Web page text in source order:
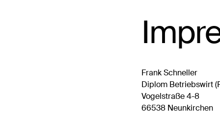
Frank Schneller
Diplom Betriebswirt
Vogelstraße 4-8
66538 Neunkirchen